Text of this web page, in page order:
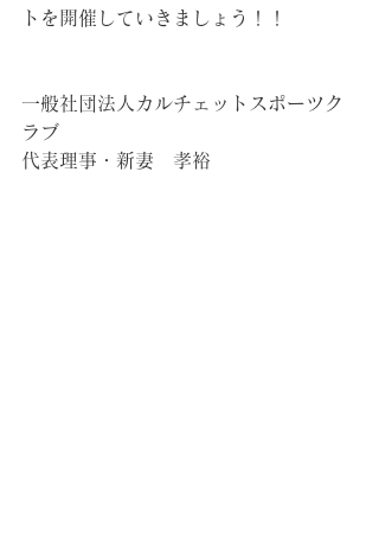
トを開催していきましょう！！
一般社団法人カルチェットスポーツク
ラブ
代表理事・新妻　孝裕